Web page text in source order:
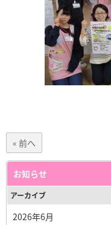
« 前へ
お知らせ
アーカイブ
2026年6月